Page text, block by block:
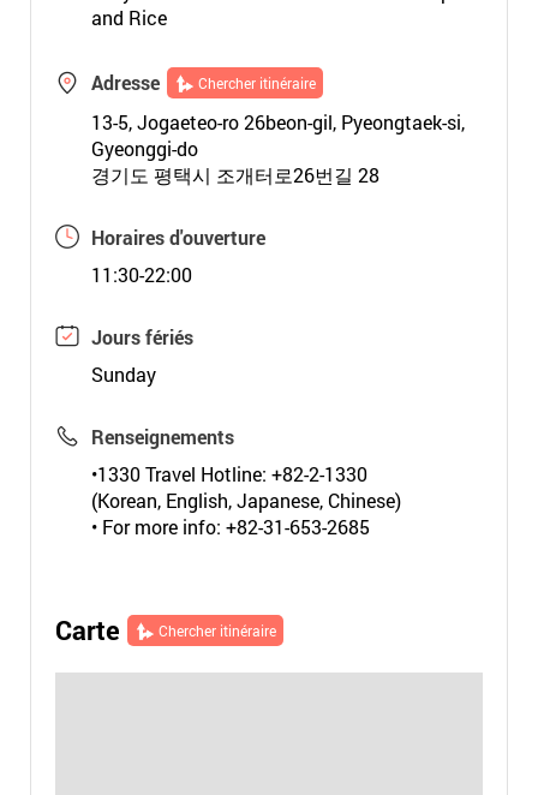
and Rice
Adresse Chercher itinéraire
13-5, Jogaeteo-ro 26beon-gil, Pyeongtaek-si,
Gyeonggi-do
경기도 평택시 조개터로26번길 28
Horaires d'ouverture
11:30-22:00
Jours fériés
Sunday
Renseignements
•1330 Travel Hotline: +82-2-1330
(Korean, English, Japanese, Chinese)
• For more info: +82-31-653-2685
Carte Chercher itinéraire